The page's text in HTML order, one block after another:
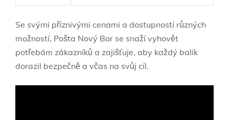
Se svými příznivými cenami a dostupností různých
možností, Pošta Nový Bor se snaží vyhovět
potřebám zákazníků a‌ zajišťuje, aby každý balík
dorazil bezpečně a ‌včas na ​svůj cíl.